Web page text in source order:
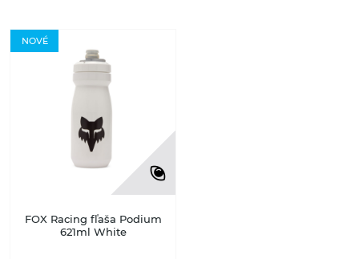
NOVÉ
FOX Racing fľaša Podium
621ml White